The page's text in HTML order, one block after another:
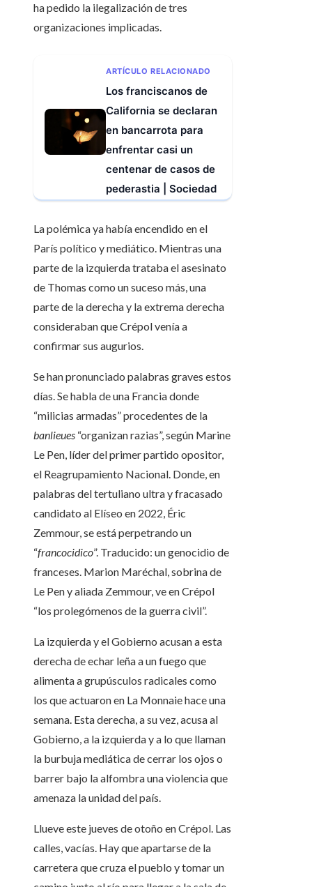
ha pedido la ilegalización de tres
organizaciones implicadas.
ARTÍCULO RELACIONADO
Los franciscanos de
California se declaran
en bancarrota para
enfrentar casi un
centenar de casos de
pederastia | Sociedad
La polémica ya había encendido en el
París político y mediático. Mientras una
parte de la izquierda trataba el asesinato
de Thomas como un suceso más, una
parte de la derecha y la extrema derecha
consideraban que Crépol venía a
confirmar sus augurios.
Se han pronunciado palabras graves estos
días. Se habla de una Francia donde
“milicias armadas” procedentes de la
banlieues “organizan razias”, según Marine
Le Pen, líder del primer partido opositor,
el Reagrupamiento Nacional. Donde, en
palabras del tertuliano ultra y fracasado
candidato al Elíseo en 2022, Éric
Zemmour, se está perpetrando un
“francocidico”. Traducido: un genocidio de
franceses. Marion Maréchal, sobrina de
Le Pen y aliada Zemmour, ve en Crépol
“los prolegómenos de la guerra civil”.
La izquierda y el Gobierno acusan a esta
derecha de echar leña a un fuego que
alimenta a grupúsculos radicales como
los que actuaron en La Monnaie hace una
semana. Esta derecha, a su vez, acusa al
Gobierno, a la izquierda y a lo que llaman
la burbuja mediática de cerrar los ojos o
barrer bajo la alfombra una violencia que
amenaza la unidad del país.
Llueve este jueves de otoño en Crépol. Las
calles, vacías. Hay que apartarse de la
carretera que cruza el pueblo y tomar un